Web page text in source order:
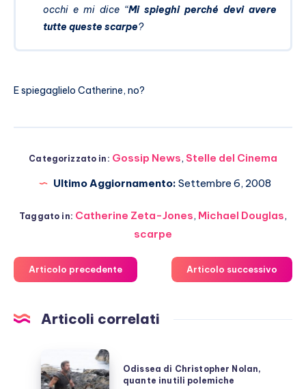
occhi e mi dice “Mi spieghi perché devi avere
tutte queste scarpe?
E spiegaglielo Catherine, no?
Categorizzato in: Gossip News, Stelle del Cinema
Ultimo Aggiornamento: Settembre 6, 2008
Taggato in: Catherine Zeta-Jones, Michael Douglas,
scarpe
Articolo precedente Articolo successivo
Articoli correlati
di
Odissea di Christopher Nolan,
quante inutili polemiche